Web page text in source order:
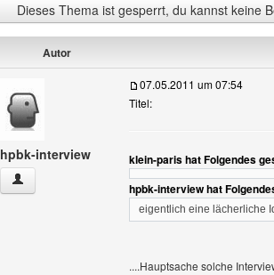
Dieses Thema ist gesperrt, du kannst keine
Autor
hpbk-interview
hpbk-interview Benutzer-Profile anzeigen
07.05.2011 um 07:54
Titel:
klein-paris hat Folgendes
hpbk-interview hat
eigentlich eine lächerliche
....Hauptsache solche